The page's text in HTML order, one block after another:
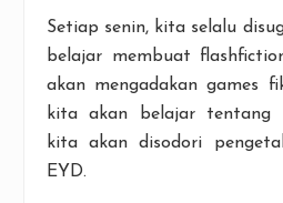
Setiap senin, kita selalu
belajar membuat
akan mengadakan games
kita akan belajar tentang
kita akan disodori
EYD.